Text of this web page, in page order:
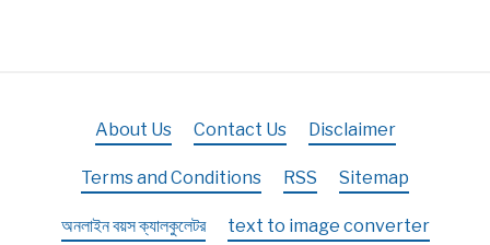
About Us Contact Us Disclaimer
Terms and Conditions RSS Sitemap
অনলাইন বয়স ক্যালকুলেটর text to image converter